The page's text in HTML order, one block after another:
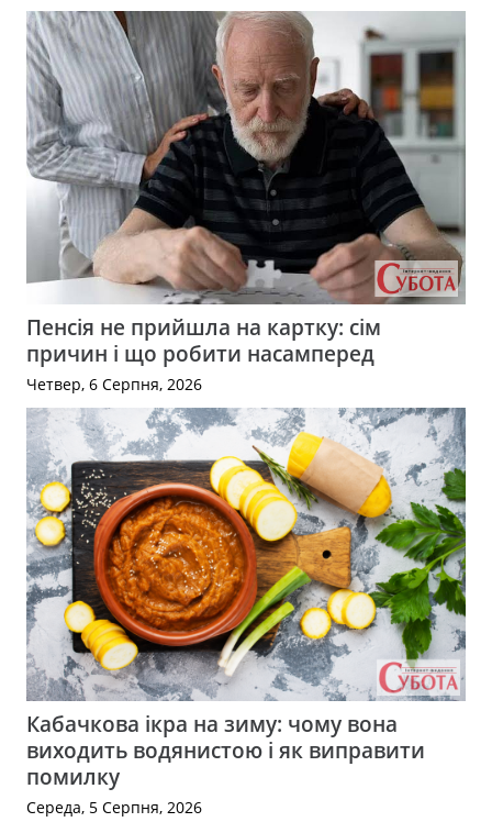
Пенсія не прийшла на картку: сім
причин і що робити насамперед
Четвер, 6 Серпня, 2026
Кабачкова ікра на зиму: чому вона
виходить водянистою і як виправити
помилку
Середа, 5 Серпня, 2026